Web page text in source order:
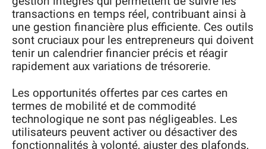
transactions en temps réel, contribuant ainsi à
une gestion financière plus efficiente. Ces outils
sont cruciaux pour les entrepreneurs qui doivent
tenir un calendrier financier précis et réagir
rapidement aux variations de trésorerie.
Les opportunités offertes par ces cartes en
termes de mobilité et de commodité
technologique ne sont pas négligeables. Les
utilisateurs peuvent activer ou désactiver des
fonctionnalités à volonté, ajuster des plafonds,